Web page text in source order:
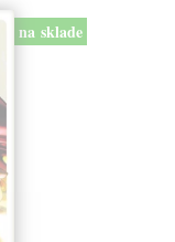
na sklade